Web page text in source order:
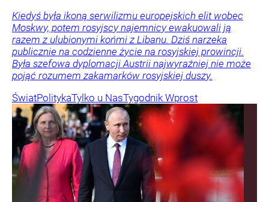
Kiedyś była ikoną serwilizmu europejskich elit wobec
Moskwy, potem rosyjscy najemnicy ewakuowali ją
razem z ulubionymi końmi z Libanu. Dziś narzeka
publicznie na codzienne życie na rosyjskiej prowincji.
Była szefowa dyplomacji Austrii najwyraźniej nie może
pojąć rozumem zakamarków rosyjskiej duszy.
ŚwiatPolitykaTylko u NasTygodnik Wprost